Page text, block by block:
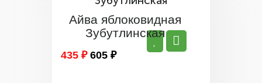
Айва яблоковидная
Зубутлинская
435 ₽ 605 ₽